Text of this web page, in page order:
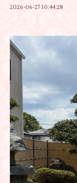
2026-06-27 10:44:28